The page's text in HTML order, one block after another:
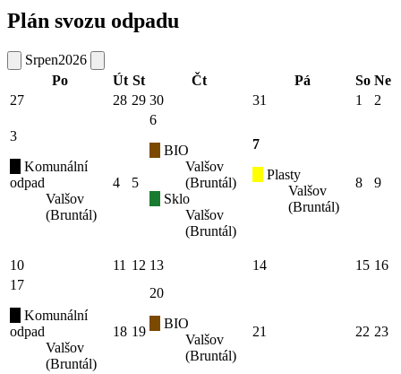
Plán svozu odpadu
Srpen2026
Po
Út St Čt Pá So Ne
27
28 29 30 31 1 2
3
Komunální
odpad
Valšov
(Bruntál)
4 5
6
BIO
Valšov
(Bruntál)
Sklo
Valšov
(Bruntál)
7
Plasty
Valšov
(Bruntál)
8 9
10 11 12 13 14 15 16
17
Komunální
odpad
Valšov
(Bruntál)
18 19
20
BIO
Valšov
(Bruntál)
21 22 23